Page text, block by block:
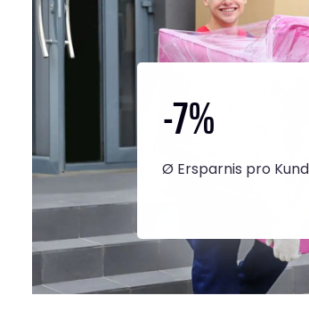
-7%
Ø Ersparnis pro